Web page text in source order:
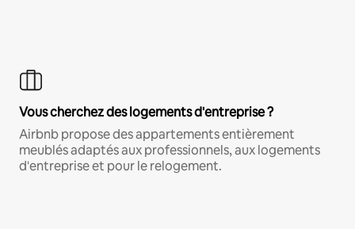
Vous cherchez des logements d'entreprise ?
Airbnb propose des appartements entièrement
meublés adaptés aux professionnels, aux logements
d'entreprise et pour le relogement.